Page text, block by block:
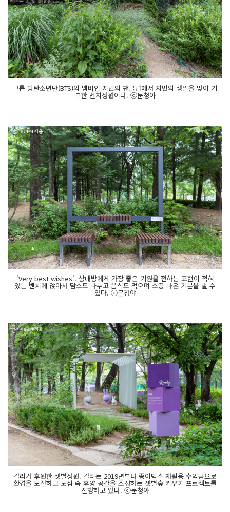
그룹 방탄소년단(BTS)의 멤버인 지민의 팬클럽에서 지민의 생일을 맞아 기
부한 벤치정원이다. ⓒ문청야
'Very best wishes'. 상대방에게 가장 좋은 기원을 전하는 표현이 적혀
있는 벤치에 앉아서 담소도 나누고 음식도 먹으며 소풍 나온 기분을 낼 수
있다. ⓒ문청야
컬리가 후원한 샛별정원. 컬리는 2019년부터 종이박스 재활용 수익금으로
환경을 보전하고 도심 속 휴양 공간을 조성하는 샛별숲 키우기 프로젝트를
진행하고 있다. ⓒ문청야